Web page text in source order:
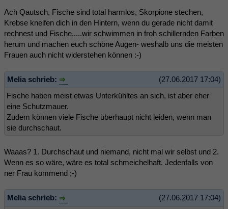
Ach Qautsch, Fische sind total harmlos, Skorpione stechen,
Krebse kneifen dich in den Hintern, wenn du gerade nicht damit
rechnest und Fische.....wir schwimmen in froh schillernden Farben
herum und machen euch schöne Augen- weshalb uns die meisten
Frauen auch nicht widerstehen können :-)
(27.06.2017 17:04)
Melia schrieb:
Fische haben meist etwas Unterkühltes an sich, ist aber eher
eine Schutzmauer.
Zudem können viele Fische überhaupt nicht leiden, wenn man
sie durchschaut.
Waaas? 1. Durchschaut und niemand, nicht mal wir selbst und 2.
Wenn es so wäre, wäre es total schmeichelhaft. Jedenfalls von
ner Frau kommend ;-)
(27.06.2017 17:04)
Melia schrieb: